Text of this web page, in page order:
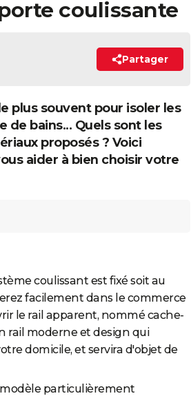
coulissante
Partager
plus souvent pour isoler les
de bains... Quels sont les
proposés ? Voici
aider à bien choisir votre
coulissant est fixé soit au
facilement dans le commerce
le rail apparent, nommé cache-
rail moderne et design qui
domicile, et servira d'objet de
modèle particulièrement